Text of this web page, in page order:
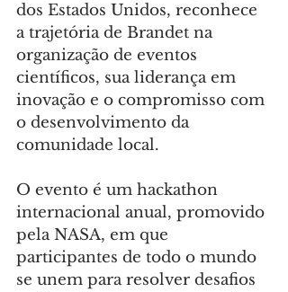
dos Estados Unidos, reconhece
a trajetória de Brandet na
organização de eventos
científicos, sua liderança em
inovação e o compromisso com
o desenvolvimento da
comunidade local.
O evento é um hackathon
internacional anual, promovido
pela NASA, em que
participantes de todo o mundo
se unem para resolver desafios